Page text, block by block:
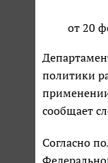
от 20
политики
сообщает
Согласно